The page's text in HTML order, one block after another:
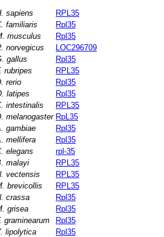
sapiens
RPL35
familiaris
Rpl35
musculus
Rpl35
norvegicus
LOC296709
gallus
Rpl35
rubripes
RPL35
rerio
Rpl35
latipes
Rpl35
intestinalis
RPL35
melanogaster RpL35
gambiae
Rpl35
mellifera
Rpl35
elegans
rpl-35
malayi
RPL35
vectensis
RPL35
brevicollis
RPL35
crassa
Rpl35
grisea
Rpl35
graminearum
Rpl35
lipolytica
Rpl35